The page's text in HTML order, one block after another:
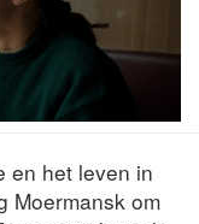
en het leven in
Moermansk om